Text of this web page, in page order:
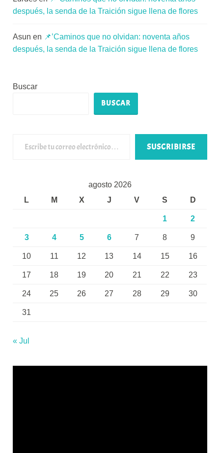
después, la senda de la Traición sigue llena de flores
Asun en 📌’Caminos que no olvidan: noventa años
después, la senda de la Traición sigue llena de flores
Buscar
BUSCAR
SUSCRIBIRSE
agosto 2026
L
M X J V S D
1 2
3 4 5 6 7 8 9
10 11 12 13 14 15 16
17 18 19 20 21 22 23
24 25 26 27 28 29 30
31
« Jul